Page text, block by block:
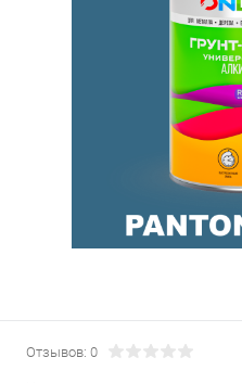
Отзывов: 0